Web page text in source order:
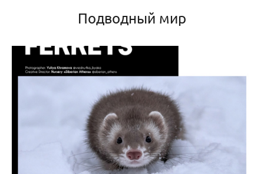
Подводный мир